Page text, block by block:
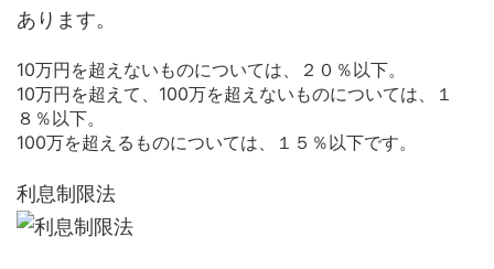
あります。
10万円を超えないものについては、２０％以下。
10万円を超えて、100万を超えないものについては、１
８％以下。
100万を超えるものについては、１５％以下です。
利息制限法